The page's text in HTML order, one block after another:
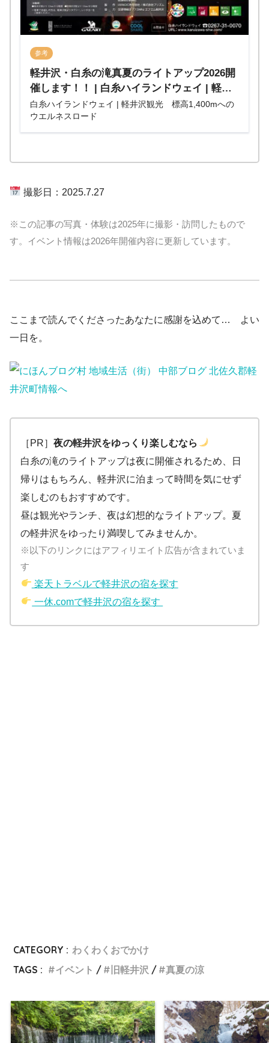
参考
軽井沢・白糸の滝真夏のライトアップ2026開
催します！！ | 白糸ハイランドウェイ | 軽井
沢観光 標高1,400mへのウエルネスロード
白糸ハイランドウェイ | 軽井沢観光 標高1,400mへの
ウエルネスロード
撮影日：2025.7.27
※この記事の写真・体験は2025年に撮影・訪問したもので
す。イベント情報は2026年開催内容に更新しています。
ここまで読んでくださったあなたに感謝を込めて… よい
一日を。
［PR］夜の軽井沢をゆっくり楽しむなら
白糸の滝のライトアップは夜に開催されるため、日
帰りはもちろん、軽井沢に泊まって時間を気にせず
楽しむのもおすすめです。
昼は観光やランチ、夜は幻想的なライトアップ。夏
の軽井沢をゆったり満喫してみませんか。
※以下のリンクにはアフィリエイト広告が含まれていま
す
楽天トラベルで軽井沢の宿を探す
一休.comで軽井沢の宿を探す
CATEGORY : わくわくおでかけ
TAGS :
イベント 旧軽井沢 真夏の涼